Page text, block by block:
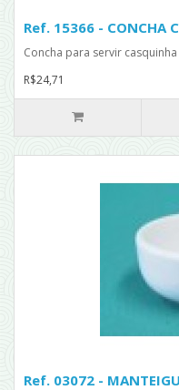
Ref. 15366 - CONCHA
Concha para servir
R$24,71
Ref. 03072 -